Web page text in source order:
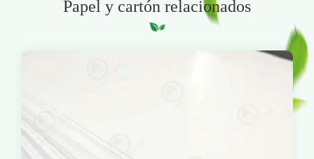
Papel y cartón relacionados